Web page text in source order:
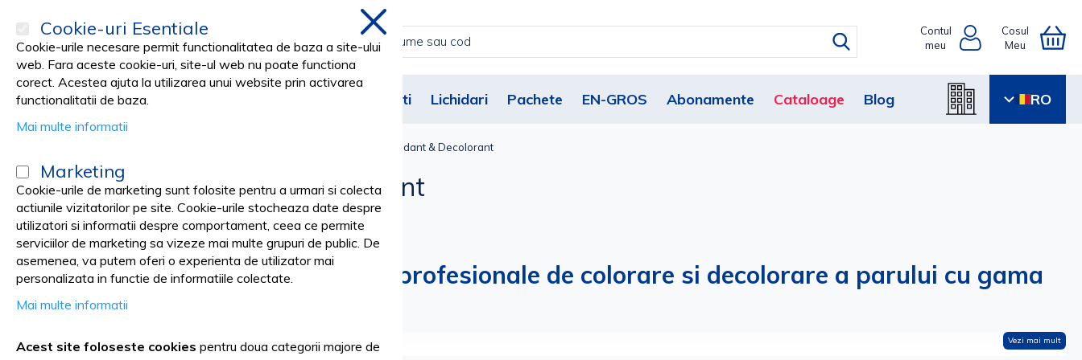
Contul
meu
RO
Cosul
Meu
PRODUSE Noutati Lichidari Pachete EN-GROS Abonamente Cataloage Blog
Vopsea Par, Oxidant & Decolorant
Vopsea Par, Oxidant & Decolorant
Ai liber la creativitatea cu solutii profesionale de colorare si decolorare a parului cu gama
MAXIMA
Vezi mai mult
inchide
Cookie-uri Esentiale
Cookie-urile necesare permit functionalitatea de baza a site-ului
web. Fara aceste cookie-uri, site-ul web nu poate functiona
corect. Acestea ajuta la utilizarea unui website prin activarea
functionalitatii de baza.
Mai multe informatii
Marketing
Cookie-urile de marketing sunt folosite pentru a urmari si colecta
actiunile vizitatorilor pe site. Cookie-urile stocheaza date despre
utilizatori si informatii despre comportament, ceea ce permite
serviciilor de marketing sa vizeze mai multe grupuri de public. De
asemenea, va putem oferi o experienta de utilizator mai
personalizata in functie de informatiile colectate.
Mai multe informatii
Acest site foloseste cookies pentru doua categorii majore de